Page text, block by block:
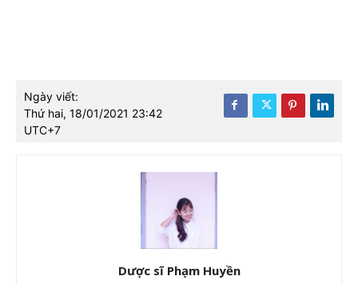
Ngày viết:
Thứ hai, 18/01/2021 23:42
UTC+7
Dược sĩ Phạm Huyền